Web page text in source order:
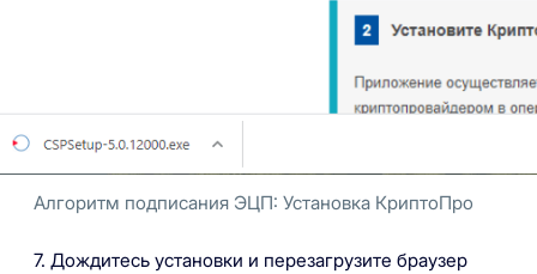
Алгоритм подписания ЭЦП: Установка КриптоПро
7. Дождитесь установки и перезагрузите браузер